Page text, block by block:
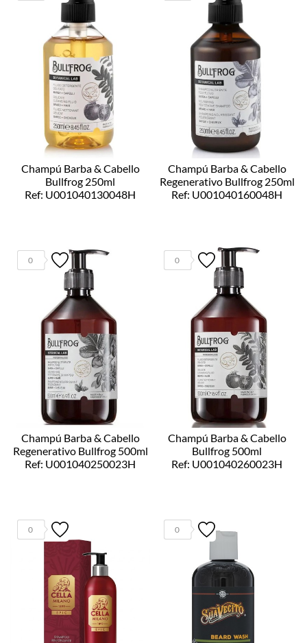
Champú Barba & Cabello
Bullfrog 250ml
Ref: U001040130048H
Champú Barba & Cabello
Regenerativo Bullfrog 250ml
Ref: U001040160048H
0
Champú Barba & Cabello
Regenerativo Bullfrog 500ml
Ref: U001040250023H
0
Champú Barba & Cabello
Bullfrog 500ml
Ref: U001040260023H
0 0